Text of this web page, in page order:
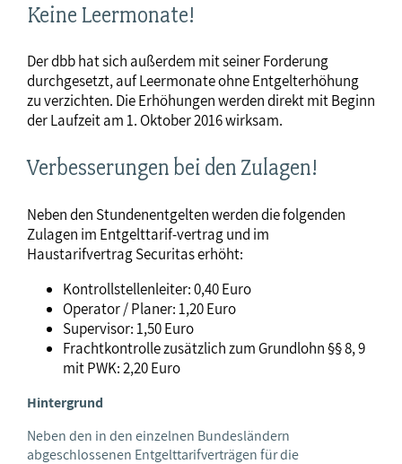
Keine Leermonate!
Der dbb hat sich außerdem mit seiner Forderung
durchgesetzt, auf Leermonate ohne Entgelterhöhung
zu verzichten. Die Erhöhungen werden direkt mit Beginn
der Laufzeit am 1. Oktober 2016 wirksam.
Verbesserungen bei den Zulagen!
Neben den Stundenentgelten werden die folgenden
Zulagen im Entgelttarif-vertrag und im
Haustarifvertrag Securitas erhöht:
Kontrollstellenleiter: 0,40 Euro
Operator / Planer: 1,20 Euro
Supervisor: 1,50 Euro
Frachtkontrolle zusätzlich zum Grundlohn §§ 8, 9
mit PWK: 2,20 Euro
Hintergrund
Neben den in den einzelnen Bundesländern
abgeschlossenen Entgelttarifverträgen für die